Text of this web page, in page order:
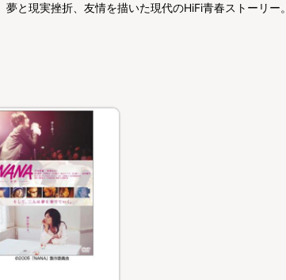
と現実挫折、友情を描いた現代のHiFi青春ストーリー。